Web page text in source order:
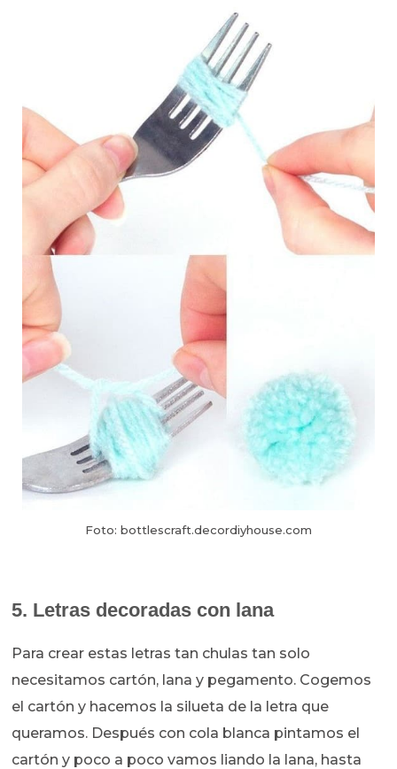
Foto: bottlescraft.decordiyhouse.com
5. Letras decoradas con lana
Para crear estas letras tan chulas tan solo
necesitamos cartón, lana y pegamento. Cogemos
el cartón y hacemos la silueta de la letra que
queramos. Después con cola blanca pintamos el
cartón y poco a poco vamos liando la lana, hasta